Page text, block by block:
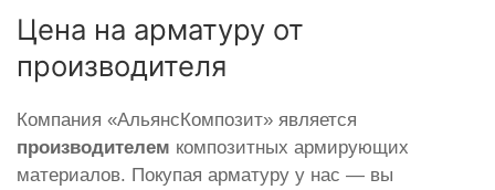
Цена на арматуру от
производителя
Компания «АльянсКомпозит» является
производителем композитных армирующих
материалов. Покупая арматуру у нас — вы